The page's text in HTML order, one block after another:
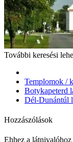
További keresési
Templomok /
Botykapeterd
Dél-Dunántúl
Hozzászólások
Ehhez a látnivalóhoz